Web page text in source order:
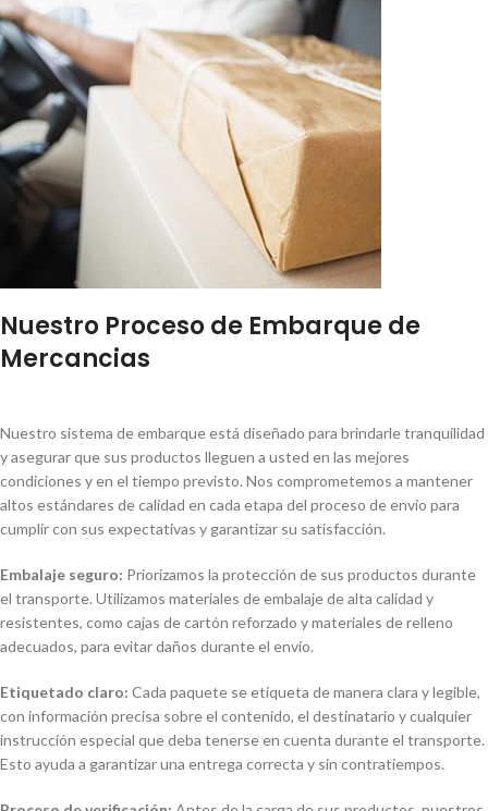
Nuestro Proceso de Embarque de
Mercancias
Nuestro sistema de embarque está diseñado para brindarle tranquilidad
y asegurar que sus productos lleguen a usted en las mejores
condiciones y en el tiempo previsto. Nos comprometemos a mantener
altos estándares de calidad en cada etapa del proceso de envío para
cumplir con sus expectativas y garantizar su satisfacción.
Embalaje seguro: Priorizamos la protección de sus productos durante
el transporte. Utilizamos materiales de embalaje de alta calidad y
resistentes, como cajas de cartón reforzado y materiales de relleno
adecuados, para evitar daños durante el envío.
Etiquetado claro: Cada paquete se etiqueta de manera clara y legible,
con información precisa sobre el contenido, el destinatario y cualquier
instrucción especial que deba tenerse en cuenta durante el transporte.
Esto ayuda a garantizar una entrega correcta y sin contratiempos.